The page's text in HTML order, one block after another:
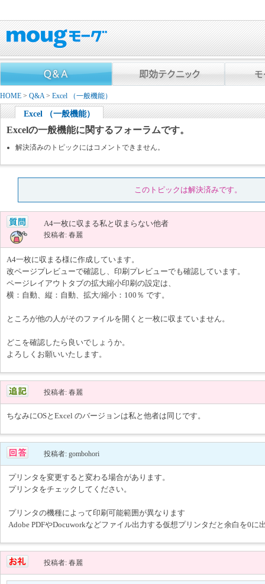
HOME > Q&A> Excel （一般機能）
Excel （一般機能）
Excelの一般機能に関するフォーラムです。
解決済みのトピックにはコメントできません。
このトピックは解決済みです。
A4一枚に収まる私と収まらない他者
投稿者: 春麗
A4一枚に収まる様に作成しています。
改ページプレビューで確認し、印刷プレビューでも確認しています。
ページレイアウトタブの拡大縮小印刷の設定は、
横：自動、縦：自動、拡大/縮小：100％ です。
ところが他の人がそのファイルを開くと一枚に収まていません。
どこを確認したら良いでしょうか。
よろしくお願いいたします。
投稿者: 春麗
ちなみにOSとExcel のバージョンは私と他者は同じです。
投稿者: gombohori
プリンタを変更すると変わる場合があります。
プリンタをチェックしてください。
プリンタの機種によって印刷可能範囲が異なります
Adobe PDFやDocuworkなどファイル出力する仮想プリンタだと余白を0に
投稿者: 春麗